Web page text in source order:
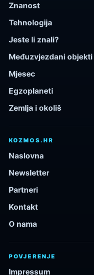
Znanost
Tehnologija
Jeste li znali?
Međuzvjezdani objekti
Mjesec
Egzoplaneti
Zemlja i okoliš
KOZMOS.HR
Naslovna
Newsletter
Partneri
Kontakt
O nama
POVJERENJE
Impressum